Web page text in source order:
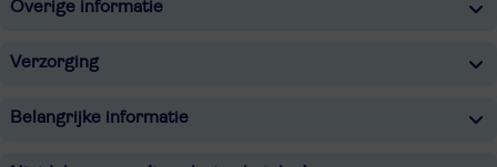
Overige informatie
Verzorging
Belangrijke informatie